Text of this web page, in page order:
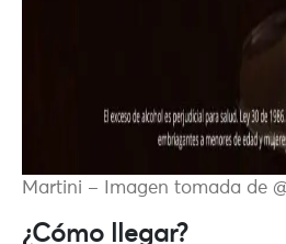
Martini – Imagen tomada de
¿Cómo llegar?